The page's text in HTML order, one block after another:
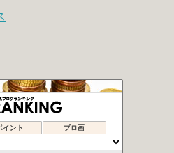
イント ブロ画
業で１００万円への道
イント長者